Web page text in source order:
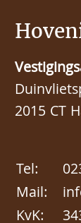
2015 CT
Tel:
Mail:
KvK: